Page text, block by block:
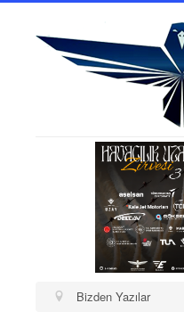
Bizden Yazılar